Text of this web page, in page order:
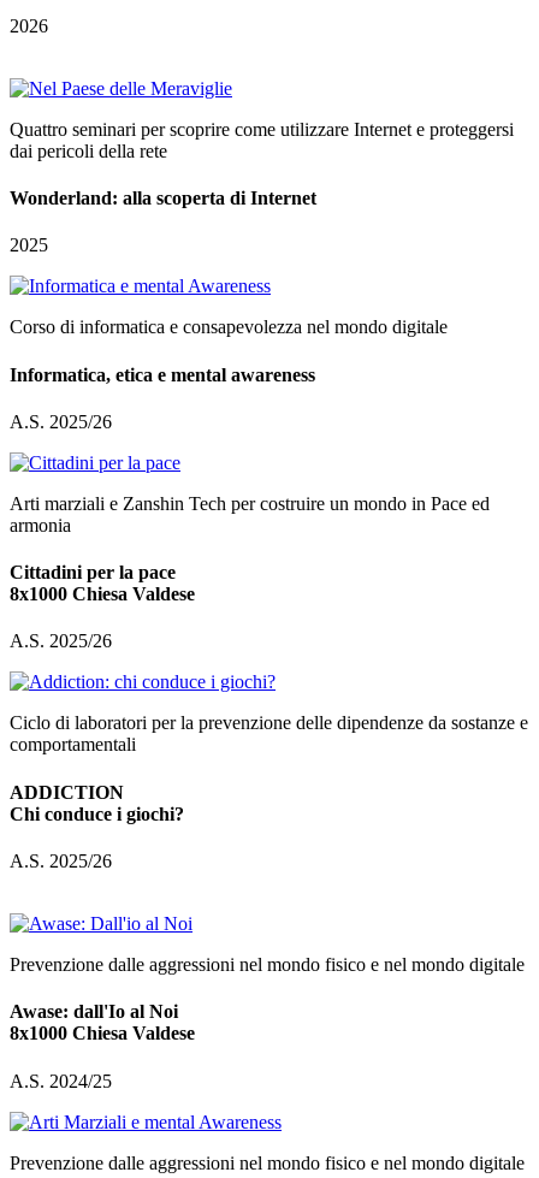
2026
Quattro seminari per scoprire come utilizzare Internet e proteggersi
dai pericoli della rete
Wonderland: alla scoperta di Internet
2025
Corso di informatica e consapevolezza nel mondo digitale
Informatica, etica e mental awareness
A.S. 2025/26
Arti marziali e Zanshin Tech per costruire un mondo in Pace ed
armonia
Cittadini per la pace
8x1000 Chiesa Valdese
A.S. 2025/26
Ciclo di laboratori per la prevenzione delle dipendenze da sostanze e
comportamentali
ADDICTION
Chi conduce i giochi?
A.S. 2025/26
Prevenzione dalle aggressioni nel mondo fisico e nel mondo digitale
Awase: dall'Io al Noi
8x1000 Chiesa Valdese
A.S. 2024/25
Prevenzione dalle aggressioni nel mondo fisico e nel mondo digitale